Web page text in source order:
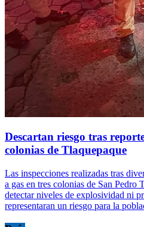
Descartan riesgo tras
colonias de Tlaquepaque
Las inspecciones realizadas tras
a gas en tres colonias de San Pedro
detectar niveles de explosividad ni
representaran un riesgo para la